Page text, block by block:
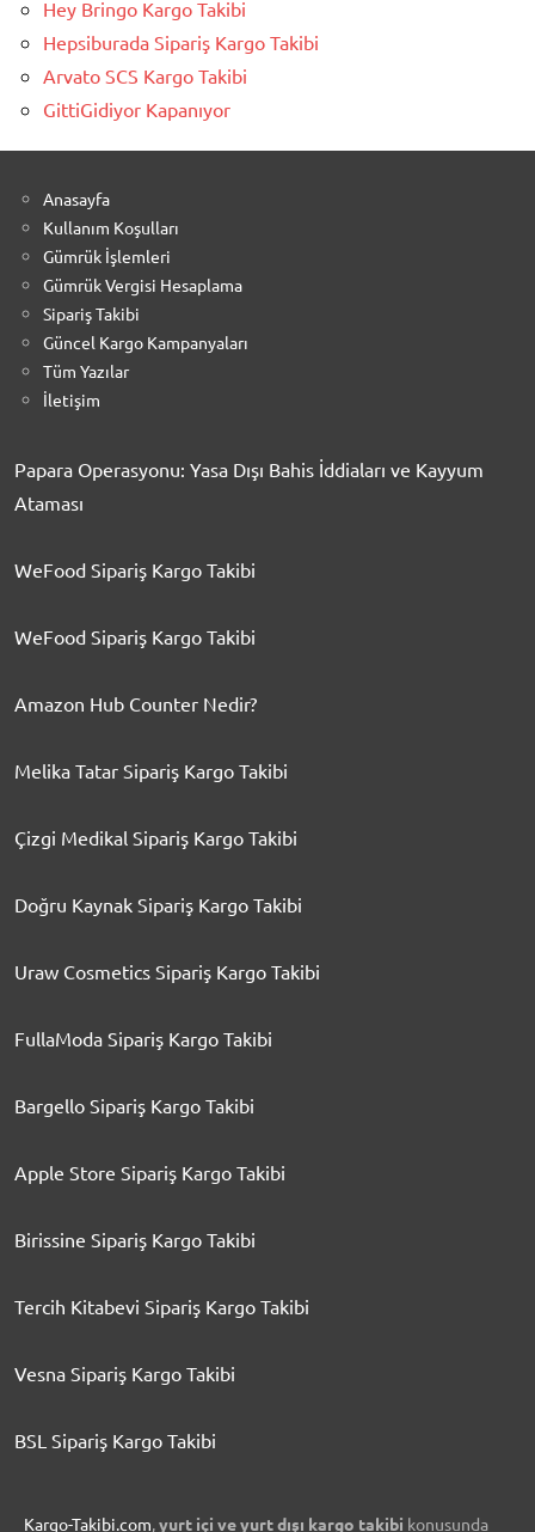
Hey Bringo Kargo Takibi
Hepsiburada Sipariş Kargo Takibi
Arvato SCS Kargo Takibi
GittiGidiyor Kapanıyor
Anasayfa
Kullanım Koşulları
Gümrük İşlemleri
Gümrük Vergisi Hesaplama
Sipariş Takibi
Güncel Kargo Kampanyaları
Tüm Yazılar
İletişim
Papara Operasyonu: Yasa Dışı Bahis İddiaları ve Kayyum
Ataması
WeFood Sipariş Kargo Takibi
WeFood Sipariş Kargo Takibi
Amazon Hub Counter Nedir?
Melika Tatar Sipariş Kargo Takibi
Çizgi Medikal Sipariş Kargo Takibi
Doğru Kaynak Sipariş Kargo Takibi
Uraw Cosmetics Sipariş Kargo Takibi
FullaModa Sipariş Kargo Takibi
Bargello Sipariş Kargo Takibi
Apple Store Sipariş Kargo Takibi
Birissine Sipariş Kargo Takibi
Tercih Kitabevi Sipariş Kargo Takibi
Vesna Sipariş Kargo Takibi
BSL Sipariş Kargo Takibi
Kargo-Takibi.com,yurt içi ve yurt dışı kargo takibi konusunda